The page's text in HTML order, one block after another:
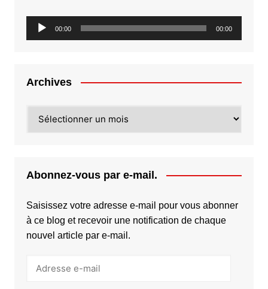
Lecteur
audio
00:00 00:00
Archives
Abonnez-vous par e-mail.
Saisissez votre adresse e-mail pour vous abonner
à ce blog et recevoir une notification de chaque
nouvel article par e-mail.